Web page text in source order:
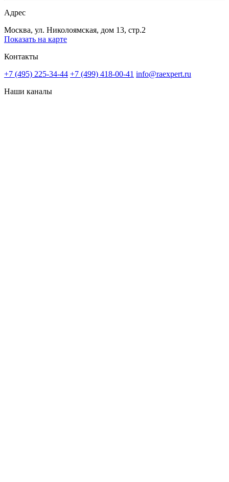
Адрес
Москва, ул. Николоямская, дом 13, стр.2
Показать на карте
Контакты
+7 (495) 225-34-44 +7 (499) 418-00-41 info@raexpert.ru
Наши каналы